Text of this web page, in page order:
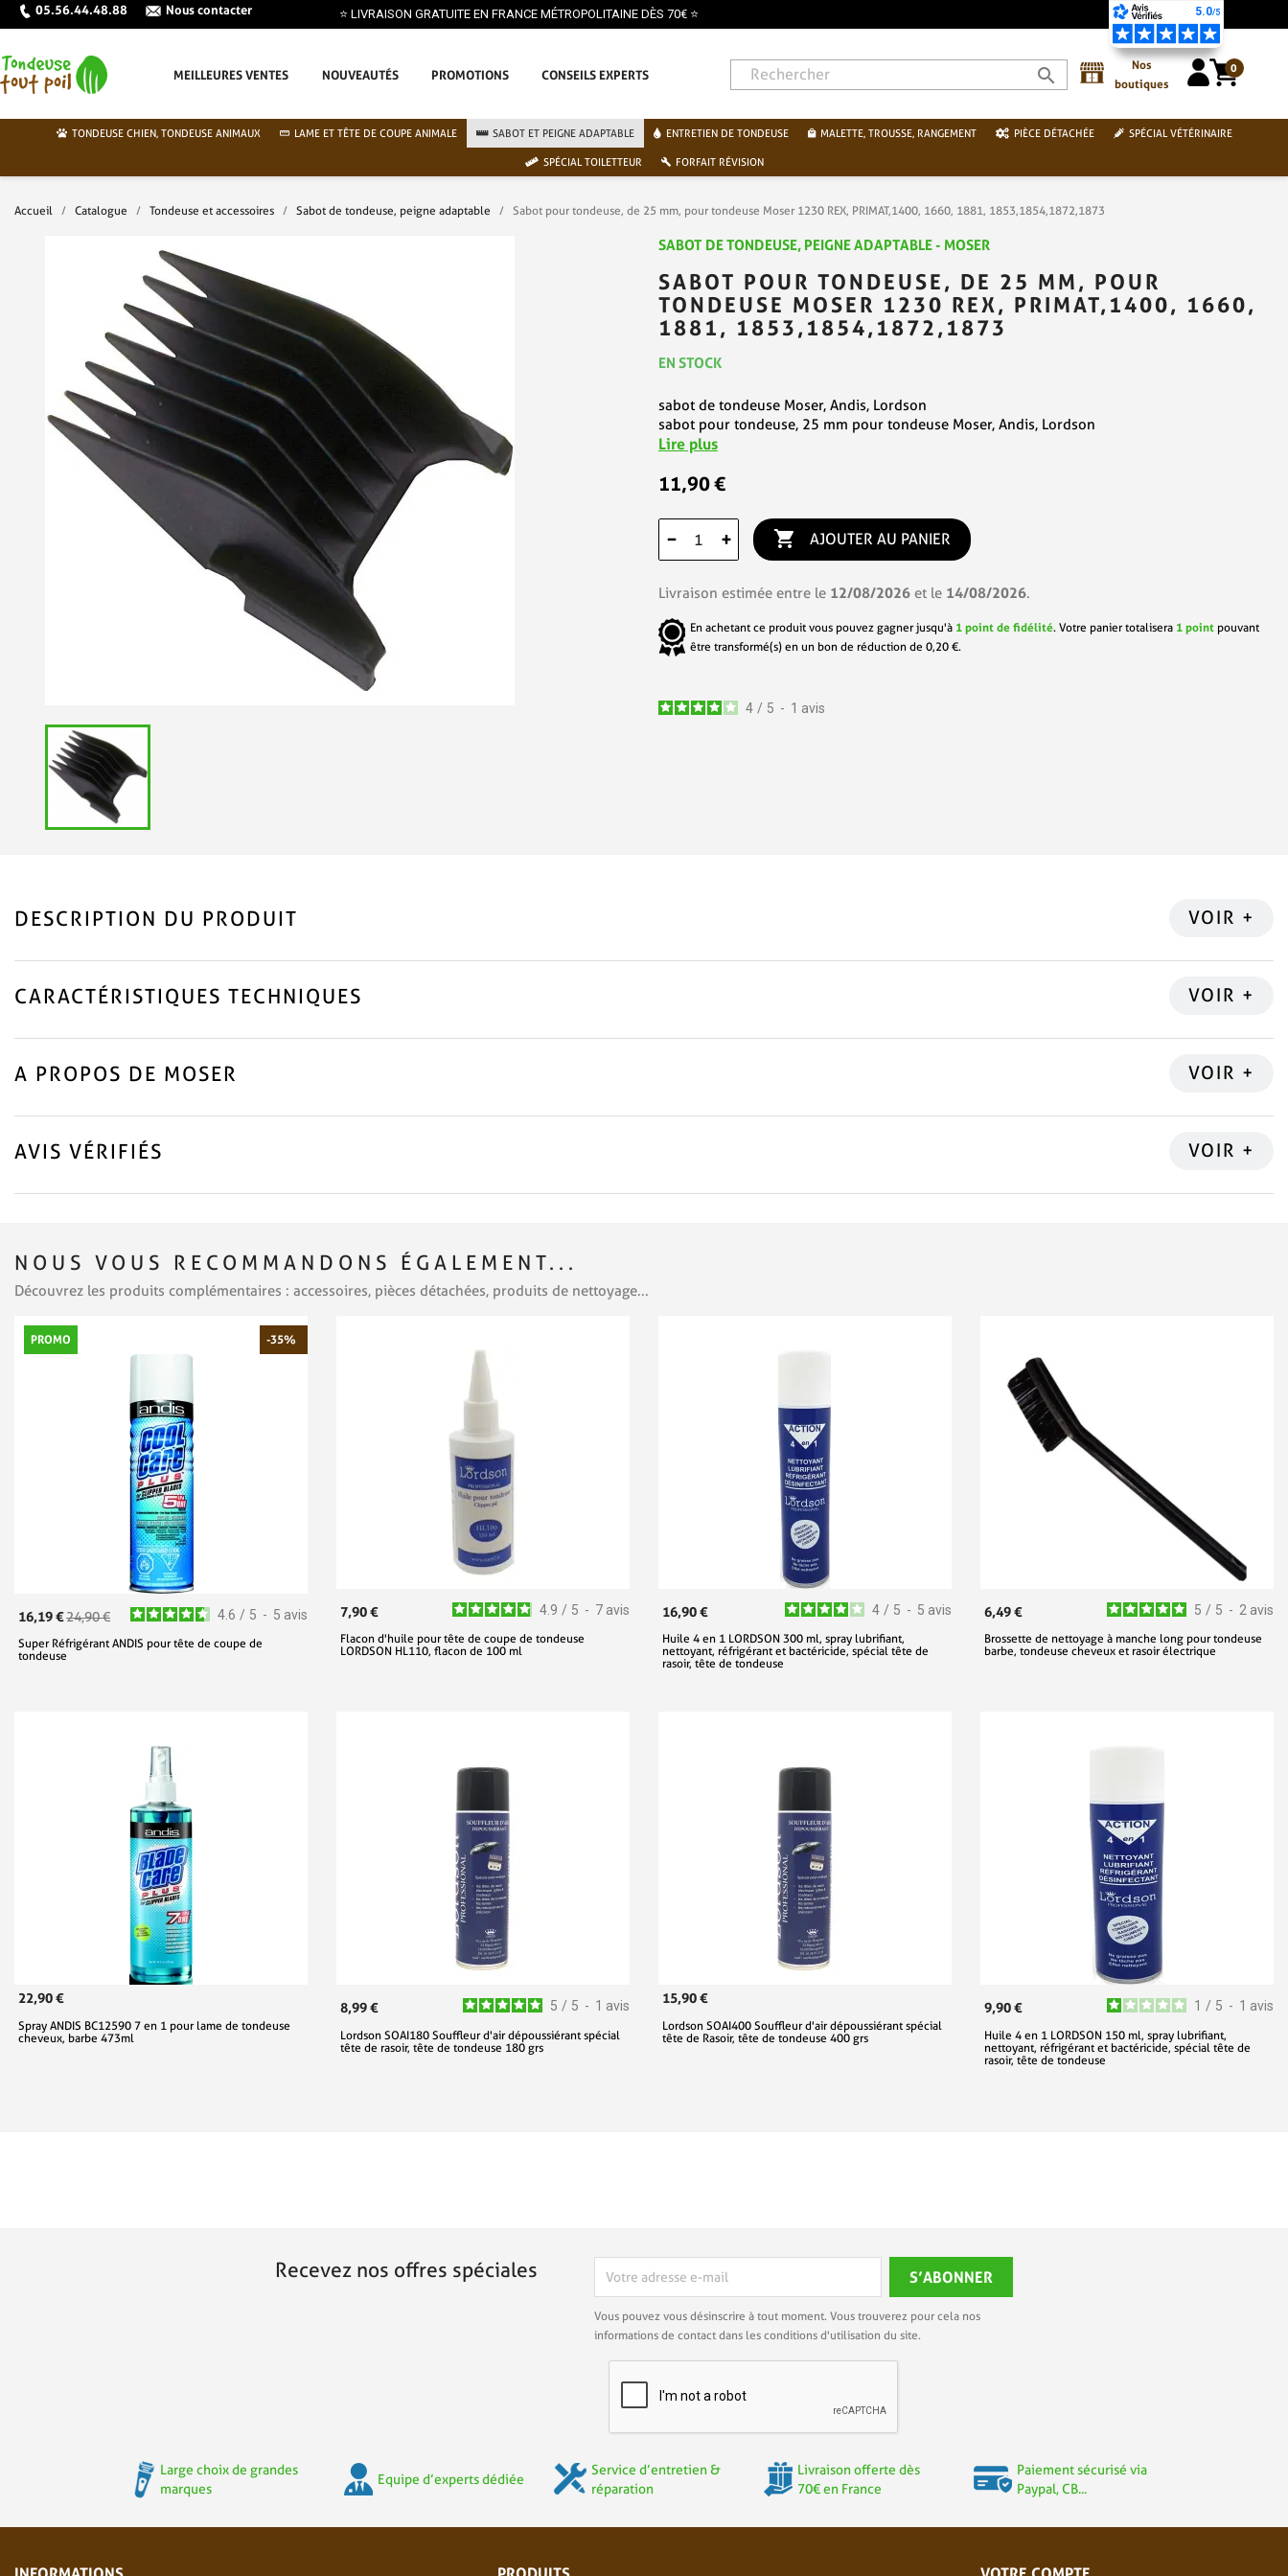
05.56.44.48.88 Nous contacter
MEILLEURES VENTES NOUVEAUTÉS PROMOTIONS CONSEILS EXPERTS search
Nos
boutiques
0
TONDEUSE CHIEN, TONDEUSE ANIMAUX LAME ET TÊTE DE COUPE ANIMALE SABOT ET PEIGNE ADAPTABLE ENTRETIEN DE TONDEUSE MALETTE, TROUSSE, RANGEMENT PIÈCE DÉTACHÉE SPÉCIAL VÉTÉRINAIRE
SPÉCIAL TOILETTEUR FORFAIT RÉVISION
Accueil Catalogue Tondeuse et accessoires Sabot de tondeuse, peigne adaptable Sabot pour tondeuse, de 25 mm, pour tondeuse Moser 1230 REX, PRIMAT,1400, 1660, 1881, 1853,1854,1872,1873
SABOT DE TONDEUSE, PEIGNE ADAPTABLE - MOSER
SABOT POUR TONDEUSE, DE 25 MM, POUR
TONDEUSE MOSER 1230 REX, PRIMAT,1400, 1660,
1881, 1853,1854,1872,1873
EN STOCK
sabot de tondeuse Moser, Andis, Lordson
sabot pour tondeuse, 25 mm pour tondeuse Moser, Andis, Lordson
Lire plus
11,90 €
− +  AJOUTER AU PANIER
Livraison estimée entre le 12/08/2026 et le 14/08/2026.
En achetant ce produit vous pouvez gagner jusqu'à 1 point de fidélité. Votre panier totalisera 1 point pouvant
être transformé(s) en un bon de réduction de 0,20 €.
4 / 5 - 1 avis
DESCRIPTION DU PRODUIT
CARACTÉRISTIQUES TECHNIQUES
A PROPOS DE MOSER
AVIS VÉRIFIÉS
NOUS VOUS RECOMMANDONS ÉGALEMENT...
Découvrez les produits complémentaires : accessoires, pièces détachées, produits de nettoyage...
PROMO -35%
4.6 / 5 - 5 avis
16,19 €24,90 €
Super Réfrigérant ANDIS pour tête de coupe de
tondeuse
4.9 / 5 - 7 avis
7,90 €
Flacon d'huile pour tête de coupe de tondeuse
LORDSON HL110, flacon de 100 ml
4 / 5 - 5 avis
16,90 €
Huile 4 en 1 LORDSON 300 ml, spray lubrifiant,
nettoyant, réfrigérant et bactéricide, spécial tête de
rasoir, tête de tondeuse
5 / 5 - 2 avis
6,49 €
Brossette de nettoyage à manche long pour tondeuse
barbe, tondeuse cheveux et rasoir électrique
22,90 €
Spray ANDIS BC12590 7 en 1 pour lame de tondeuse
cheveux, barbe 473ml
5 / 5 - 1 avis
8,99 €
Lordson SOAI180 Souffleur d'air dépoussiérant spécial
tête de rasoir, tête de tondeuse 180 grs
15,90 €
Lordson SOAI400 Souffleur d'air dépoussiérant spécial
tête de Rasoir, tête de tondeuse 400 grs
1 / 5 - 1 avis
9,90 €
Huile 4 en 1 LORDSON 150 ml, spray lubrifiant,
nettoyant, réfrigérant et bactéricide, spécial tête de
rasoir, tête de tondeuse
Recevez nos offres spéciales
Vous pouvez vous désinscrire à tout moment. Vous trouverez pour cela nos
informations de contact dans les conditions d'utilisation du site.
Large choix de grandes
marques
Equipe d’experts dédiée
Service d’entretien &
réparation
Livraison offerte dès
70€ en France
Paiement sécurisé via
Paypal, CB...